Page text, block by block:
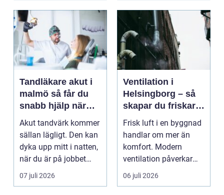
Tandläkare akut i
malmö så får du
snabb hjälp när
tanden krisar
Akut tandvärk kommer
sällan lägligt. Den kan
dyka upp mitt i natten,
när du är på jobbet
eller preci...
07 juli 2026
Ventilation i
Helsingborg – så
skapar du friskare
byggnader och
lägre
energikostnader
Frisk luft i en byggnad
handlar om mer än
komfort. Modern
ventilation påverkar
hälsa...
06 juli 2026